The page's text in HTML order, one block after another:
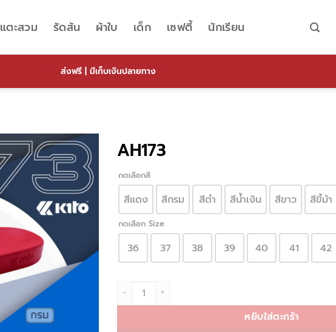
แตะสวม รัดส้น ผ้าใบ เด็ก เซฟตี้ นักเรียน
ส่งฟรี | มีเก็บเงินปลายทาง
AH173
กดเลือกสี
สีแดง สีกรม สีดำ สีน้ำเงิน สีขาว สีขี้ม้า
กดเลือก Size
36 37 38 39 40 41 42
จำนวน AH173 ชิ้น
หยิบใส่ตะกร้า